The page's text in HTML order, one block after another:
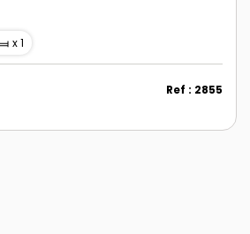
x 1
Ref : 2855